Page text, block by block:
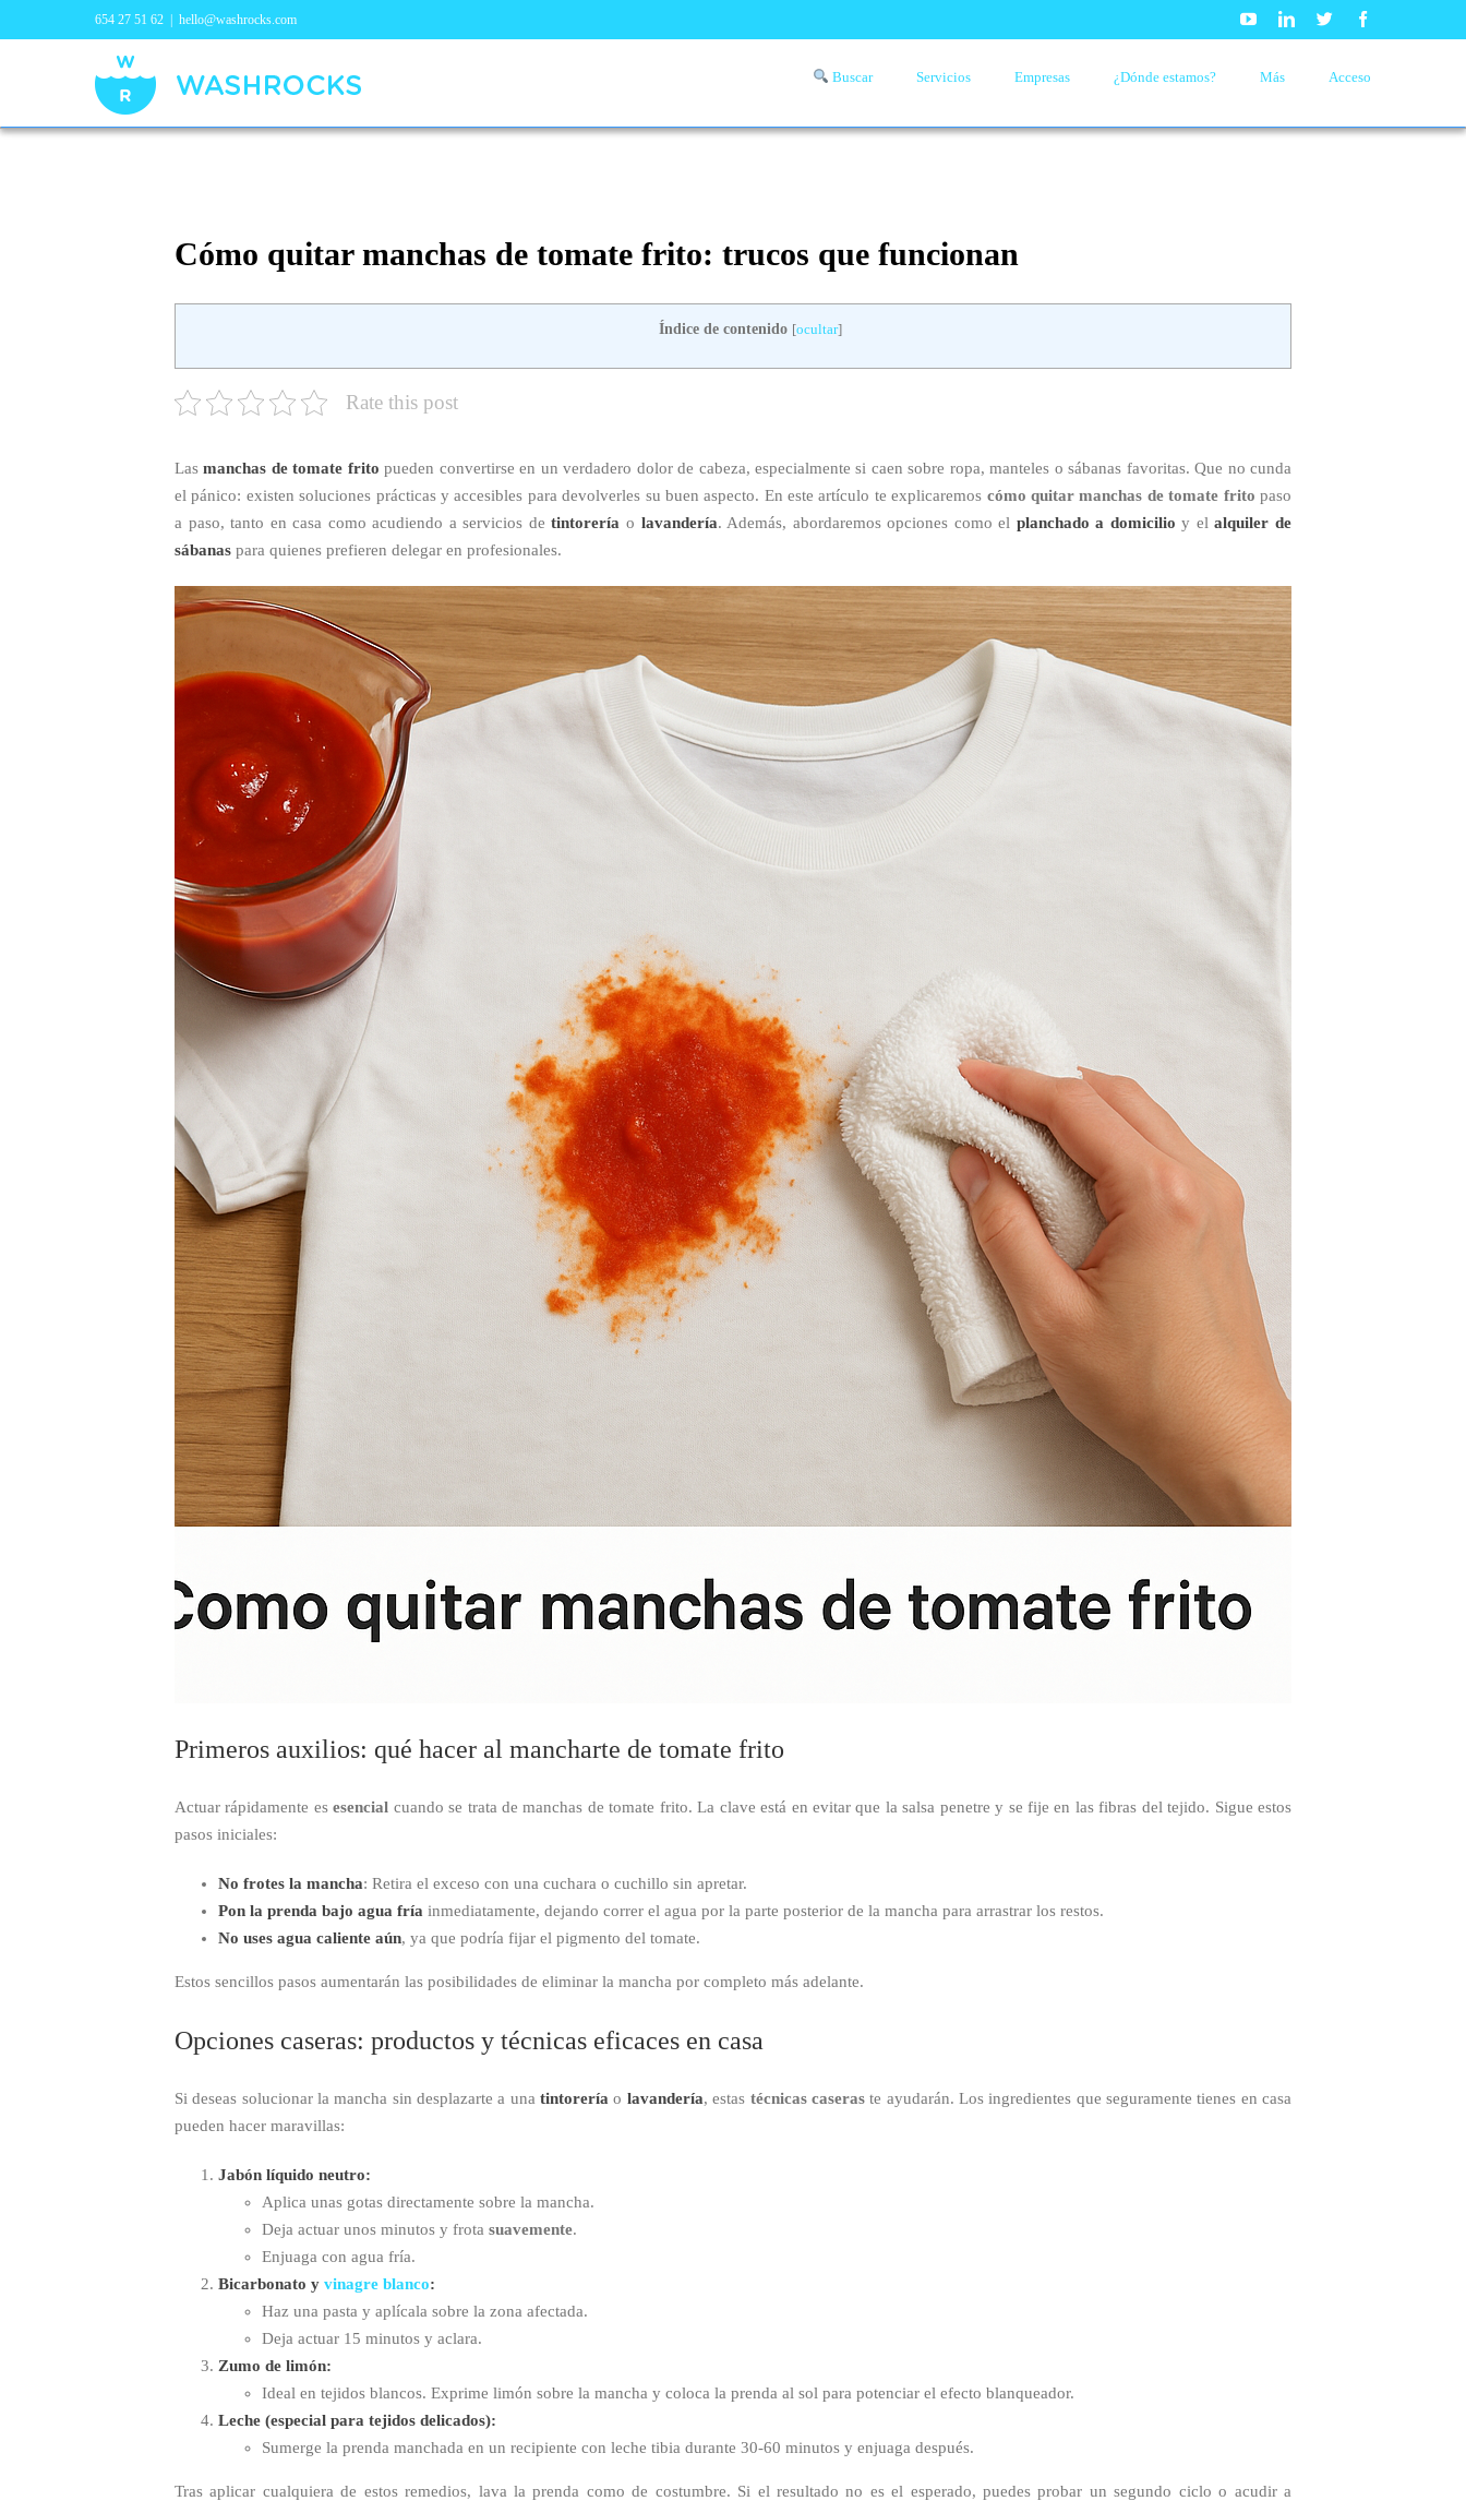
654 27 51 62 | hello@washrocks.com YoutubeLinkedinTwitter
Buscar Servicios Empresas ¿Dónde estamos? Más Acceso
Cómo quitar manchas de tomate frito: trucos que funcionan
Índice de contenido [ocultar]
Rate this post
Lasmanchas de tomate frito pueden convertirse en un verdadero dolor de cabeza, especialmente si caen sobre ropa, manteles o sábanas favoritas. Que no cunda
el pánico: existen soluciones prácticas y accesibles para devolverles su buen aspecto. En este artículo te explicaremos cómo quitar manchas de tomate frito paso
a paso, tanto en casa como acudiendo a servicios detintorería o lavandería. Además, abordaremos opciones como el planchado a domicilio y elalquiler de
sábanas para quienes prefieren delegar en profesionales.
Primeros auxilios: qué hacer al mancharte de tomate frito
Actuar rápidamente esesencial cuando se trata de manchas de tomate frito. La clave está en evitar que la salsa penetre y se fije en las fibras del tejido. Sigue estos
pasos iniciales:
No frotes la mancha: Retira el exceso con una cuchara o cuchillo sin apretar.
Pon la prenda bajo agua fría inmediatamente, dejando correr el agua por la parte posterior de la mancha para arrastrar los restos.
No uses agua caliente aún, ya que podría fijar el pigmento del tomate.
Estos sencillos pasos aumentarán las posibilidades de eliminar la mancha por completo más adelante.
Opciones caseras: productos y técnicas eficaces en casa
Si deseas solucionar la mancha sin desplazarte a unatintorería o lavandería, estas técnicas caseraste ayudarán. Los ingredientes que seguramente tienes en casa
pueden hacer maravillas:
Jabón líquido neutro:
Aplica unas gotas directamente sobre la mancha.
Deja actuar unos minutos y frota suavemente.
Enjuaga con agua fría.
Bicarbonato y vinagre blanco:
Haz una pasta y aplícala sobre la zona afectada.
Deja actuar 15 minutos y aclara.
Zumo de limón:
Ideal en tejidos blancos. Exprime limón sobre la mancha y coloca la prenda al sol para potenciar el efecto blanqueador.
Leche (especial para tejidos delicados):
Sumerge la prenda manchada en un recipiente con leche tibia durante 30-60 minutos y enjuaga después.
Tras aplicar cualquiera de estos remedios, lava la prenda como de costumbre. Si el resultado no es el esperado, puedes probar un segundo ciclo o acudir a